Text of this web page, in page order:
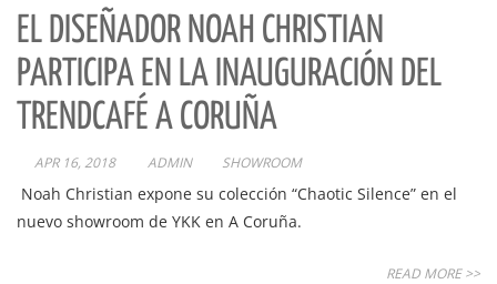
EL DISEÑADOR NOAH CHRISTIAN
PARTICIPA EN LA INAUGURACIÓN DEL
TRENDCAFÉ A CORUÑA
APR 16, 2018 ADMIN SHOWROOM
Noah Christian expone su colección “Chaotic Silence” en el
nuevo showroom de YKK en A Coruña.
READ MORE >>